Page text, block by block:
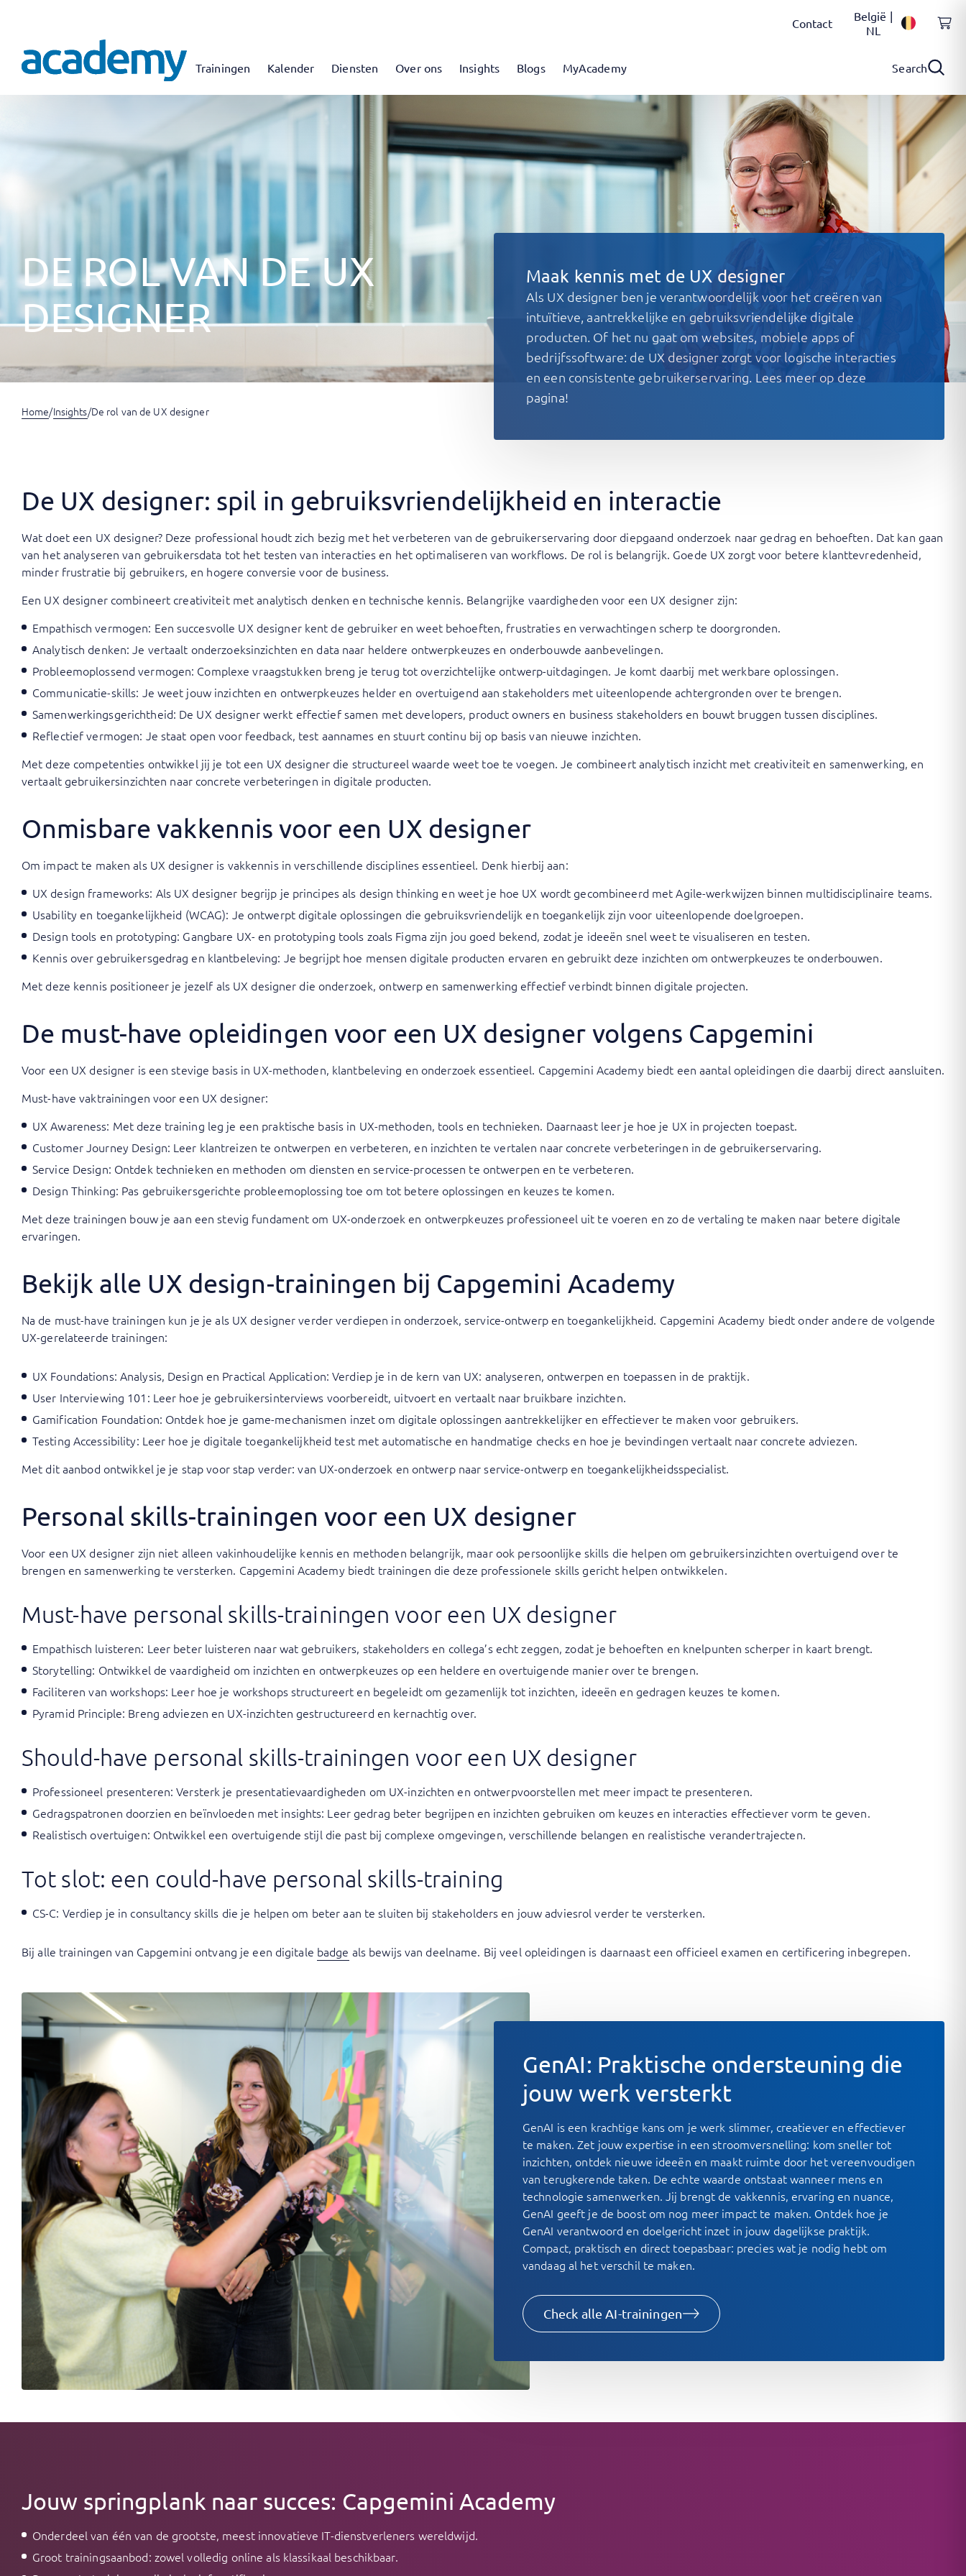
Contact
België |
NL
Trainingen Kalender Diensten Over ons Insights Blogs MyAcademy Search
DE ROL VAN DE UX
DESIGNER
Maak kennis met de UX designer
Als UX designer ben je verantwoordelijk voor het creëren van
intuïtieve, aantrekkelijke en gebruiksvriendelijke digitale
producten. Of het nu gaat om websites, mobiele apps of
bedrijfssoftware: de UX designer zorgt voor logische interacties
en een consistente gebruikerservaring. Lees meer op deze
pagina!
Home/Insights/De rol van de UX designer
De UX designer: spil in gebruiksvriendelijkheid en interactie
Wat doet een UX designer? Deze professional houdt zich bezig met het verbeteren van de gebruikerservaring door diepgaand onderzoek naar gedrag en behoeften. Dat kan gaan
van het analyseren van gebruikersdata tot het testen van interacties en het optimaliseren van workflows. De rol is belangrijk. Goede UX zorgt voor betere klanttevredenheid,
minder frustratie bij gebruikers, en hogere conversie voor de business.
Een UX designer combineert creativiteit met analytisch denken en technische kennis. Belangrijke vaardigheden voor een UX designer zijn:
Empathisch vermogen: Een succesvolle UX designer kent de gebruiker en weet behoeften, frustraties en verwachtingen scherp te doorgronden.
Analytisch denken: Je vertaalt onderzoeksinzichten en data naar heldere ontwerpkeuzes en onderbouwde aanbevelingen.
Probleemoplossend vermogen: Complexe vraagstukken breng je terug tot overzichtelijke ontwerp-uitdagingen. Je komt daarbij met werkbare oplossingen.
Communicatie-skills: Je weet jouw inzichten en ontwerpkeuzes helder en overtuigend aan stakeholders met uiteenlopende achtergronden over te brengen.
Samenwerkingsgerichtheid: De UX designer werkt effectief samen met developers, product owners en business stakeholders en bouwt bruggen tussen disciplines.
Reflectief vermogen: Je staat open voor feedback, test aannames en stuurt continu bij op basis van nieuwe inzichten.
Met deze competenties ontwikkel jij je tot een UX designer die structureel waarde weet toe te voegen. Je combineert analytisch inzicht met creativiteit en samenwerking, en
vertaalt gebruikersinzichten naar concrete verbeteringen in digitale producten.
Onmisbare vakkennis voor een UX designer
Om impact te maken als UX designer is vakkennis in verschillende disciplines essentieel. Denk hierbij aan:
UX design frameworks: Als UX designer begrijp je principes als design thinking en weet je hoe UX wordt gecombineerd met Agile-werkwijzen binnen multidisciplinaire teams.
Usability en toegankelijkheid (WCAG): Je ontwerpt digitale oplossingen die gebruiksvriendelijk en toegankelijk zijn voor uiteenlopende doelgroepen.
Design tools en prototyping: Gangbare UX- en prototyping tools zoals Figma zijn jou goed bekend, zodat je ideeën snel weet te visualiseren en testen.
Kennis over gebruikersgedrag en klantbeleving: Je begrijpt hoe mensen digitale producten ervaren en gebruikt deze inzichten om ontwerpkeuzes te onderbouwen.
Met deze kennis positioneer je jezelf als UX designer die onderzoek, ontwerp en samenwerking effectief verbindt binnen digitale projecten.
De must-have opleidingen voor een UX designer volgens Capgemini
Voor een UX designer is een stevige basis in UX-methoden, klantbeleving en onderzoek essentieel. Capgemini Academy biedt een aantal opleidingen die daarbij direct aansluiten.
Must-have vaktrainingen voor een UX designer:
UX Awareness: Met deze training leg je een praktische basis in UX-methoden, tools en technieken. Daarnaast leer je hoe je UX in projecten toepast.
Customer Journey Design: Leer klantreizen te ontwerpen en verbeteren, en inzichten te vertalen naar concrete verbeteringen in de gebruikerservaring.
Service Design: Ontdek technieken en methoden om diensten en service-processen te ontwerpen en te verbeteren.
Design Thinking: Pas gebruikersgerichte probleemoplossing toe om tot betere oplossingen en keuzes te komen.
Met deze trainingen bouw je aan een stevig fundament om UX-onderzoek en ontwerpkeuzes professioneel uit te voeren en zo de vertaling te maken naar betere digitale
ervaringen.
Bekijk alle UX design-trainingen bij Capgemini Academy
Na de must-have trainingen kun je je als UX designer verder verdiepen in onderzoek, service-ontwerp en toegankelijkheid. Capgemini Academy biedt onder andere de volgende
UX-gerelateerde trainingen:
UX Foundations: Analysis, Design en Practical Application: Verdiep je in de kern van UX: analyseren, ontwerpen en toepassen in de praktijk.
User Interviewing 101 : Leer hoe je gebruikersinterviews voorbereidt, uitvoert en vertaalt naar bruikbare inzichten.
Gamification Foundation: Ontdek hoe je game-mechanismen inzet om digitale oplossingen aantrekkelijker en effectiever te maken voor gebruikers.
Testing Accessibility: Leer hoe je digitale toegankelijkheid test met automatische en handmatige checks en hoe je bevindingen vertaalt naar concrete adviezen.
Met dit aanbod ontwikkel je je stap voor stap verder: van UX-onderzoek en ontwerp naar service-ontwerp en toegankelijkheidsspecialist.
Personal skills-trainingen voor een UX designer
Voor een UX designer zijn niet alleen vakinhoudelijke kennis en methoden belangrijk, maar ook persoonlijke skills die helpen om gebruikersinzichten overtuigend over te
brengen en samenwerking te versterken. Capgemini Academy biedt trainingen die deze professionele skills gericht helpen ontwikkelen.
Must-have personal skills-trainingen voor een UX designer
Empathisch luisteren: Leer beter luisteren naar wat gebruikers, stakeholders en collega’s echt zeggen, zodat je behoeften en knelpunten scherper in kaart brengt.
Storytelling: Ontwikkel de vaardigheid om inzichten en ontwerpkeuzes op een heldere en overtuigende manier over te brengen.
Faciliteren van workshops: Leer hoe je workshops structureert en begeleidt om gezamenlijk tot inzichten, ideeën en gedragen keuzes te komen.
Pyramid Principle: Breng adviezen en UX-inzichten gestructureerd en kernachtig over.
Should-have personal skills-trainingen voor een UX designer
Professioneel presenteren: Versterk je presentatievaardigheden om UX-inzichten en ontwerpvoorstellen met meer impact te presenteren.
Gedragspatronen doorzien en beïnvloeden met insights: Leer gedrag beter begrijpen en inzichten gebruiken om keuzes en interacties effectiever vorm te geven.
Realistisch overtuigen: Ontwikkel een overtuigende stijl die past bij complexe omgevingen, verschillende belangen en realistische verandertrajecten.
Tot slot: een could-have personal skills-training
CS-C: Verdiep je in consultancy skills die je helpen om beter aan te sluiten bij stakeholders en jouw adviesrol verder te versterken.
Bij alle trainingen van Capgemini ontvang je een digitale badge als bewijs van deelname. Bij veel opleidingen is daarnaast een officieel examen en certificering inbegrepen.
GenAI: Praktische ondersteuning die
jouw werk versterkt
GenAI is een krachtige kans om je werk slimmer, creatiever en effectiever
te maken. Zet jouw expertise in een stroomversnelling: kom sneller tot
inzichten, ontdek nieuwe ideeën en maakt ruimte door het vereenvoudigen
van terugkerende taken. De echte waarde ontstaat wanneer mens en
technologie samenwerken. Jij brengt de vakkennis, ervaring en nuance,
GenAI geeft je de boost om nog meer impact te maken. Ontdek hoe je
GenAI verantwoord en doelgericht inzet in jouw dagelijkse praktijk.
Compact, praktisch en direct toepasbaar: precies wat je nodig hebt om
vandaag al het verschil te maken.
Check alle AI-trainingen
Jouw springplank naar succes: Capgemini Academy
Onderdeel van één van de grootste, meest innovatieve IT-dienstverleners wereldwijd.
Groot trainingsaanbod: zowel volledig online als klassikaal beschikbaar.